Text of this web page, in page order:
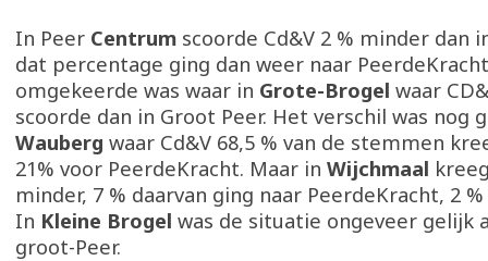
In Peer Centrum scoorde Cd&V 2 % minder dan
dat percentage ging dan weer naar
omgekeerde was waar in Grote-Brogel waar
scoorde dan in Groot Peer. Het verschil was nog
Wauberg waar Cd&V 68,5 % van de stemmen
21% voor PeerdeKracht. Maar in Wijchmaal
minder, 7 % daarvan ging naar PeerdeKracht, 2
In Kleine Brogel was de situatie ongeveer gelijk
groot-Peer.